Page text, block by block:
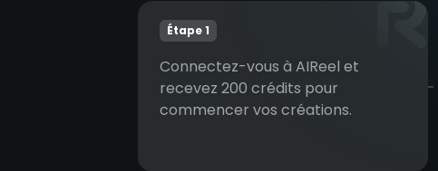
Étape 1
Connectez-vous à AIReel et
recevez 200 crédits pour
commencer vos créations.